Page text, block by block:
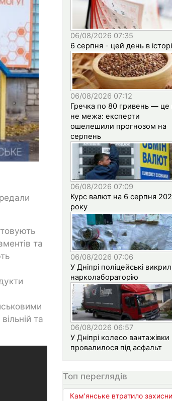
та
та
06/08/2026 07:35
6 серпня - цей день в
06/08/2026 07:12
Гречка по 80 гривень —
не межа: експерти
ошелешили прогнозом на
серпень
06/08/2026 07:09
Курс валют на 6 серпня
року
06/08/2026 07:06
У Дніпрі поліцейські
нарколабораторію
06/08/2026 06:57
У Дніпрі колесо вантажівки
провалилося під асфальт
Топ переглядів
Кам'янське втратило